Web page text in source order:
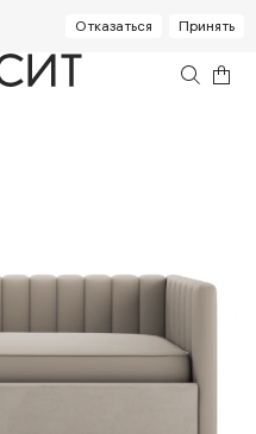
Отказаться Принять